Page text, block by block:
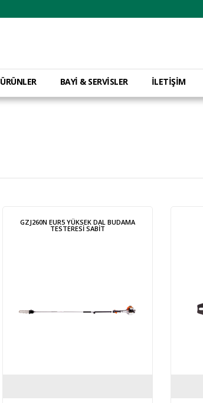
ÜRÜNLER BAYİ & SERVİSLER İLETİŞİM
GZJ260N EUR5 YÜKSEK DAL BUDAMA
TESTERESİ SABİT